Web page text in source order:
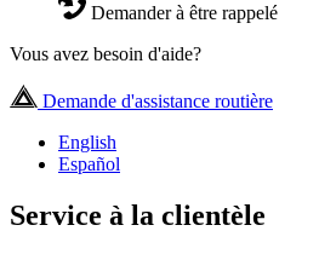
Demander à être rappelé
Vous avez besoin d'aide?
Demande d'assistance routière
English
Español
Service à la clientèle